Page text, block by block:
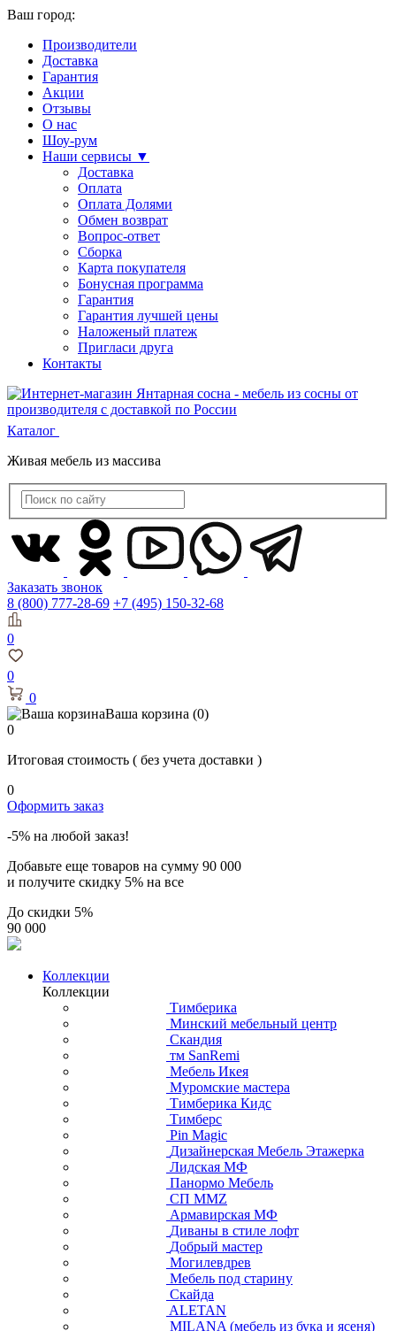
Ваш город:
Производители
Доставка
Гарантия
Акции
Отзывы
О нас
Шоу-рум
Наши сервисы ▼
Доставка
Оплата
Оплата Долями
Обмен возврат
Вопрос-ответ
Сборка
Карта покупателя
Бонусная программа
Гарантия
Гарантия лучшей цены
Наложеный платеж
Пригласи друга
Контакты
Каталог
Живая мебель из массива
Заказать звонок
8 (800) 777-28-69 +7 (495) 150-32-68
0
0
0
Ваша корзина (0)
0
Итоговая стоимость ( без учета доставки )
0
Оформить заказ
-5% на любой заказ!
Добавьте еще товаров на сумму 90 000
и получите скидку 5% на все
До скидки 5%
90 000
Коллекции
Коллекции
Тимберика
Минский мебельный центр
Скандия
тм SanRemi
Мебель Икея
Муромские мастера
Тимберика Кидс
Тимберс
Pin Magic
Дизайнерская Мебель Этажерка
Лидская МФ
Панормо Мебель
СП ММZ
Армавирская МФ
Диваны в стиле лофт
Добрый мастер
Могилевдрев
Мебель под старину
Скайда
ALETAN
MILANA (мебель из бука и ясеня)